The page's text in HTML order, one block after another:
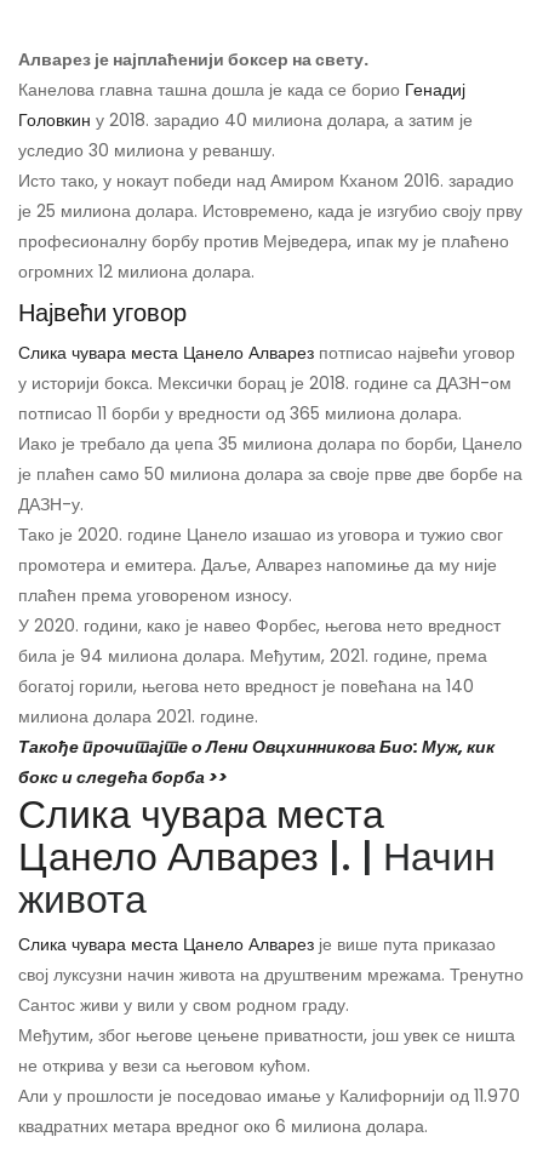
Алварез је најплаћенији боксер на свету.
Канелова главна ташна дошла је када се борио Генадиј
Головкин у 2018. зарадио 40 милиона долара, а затим је
уследио 30 милиона у реваншу.
Исто тако, у нокаут победи над Амиром Кханом 2016. зарадио
је 25 милиона долара. Истовремено, када је изгубио своју прву
професионалну борбу против Мејведера, ипак му је плаћено
огромних 12 милиона долара.
Највећи уговор
Слика чувара места Цанело Алварез потписао највећи уговор
у историји бокса. Мексички борац је 2018. године са ДАЗН-ом
потписао 11 борби у вредности од 365 милиона долара.
Иако је требало да џепа 35 милиона долара по борби, Цанело
је плаћен само 50 милиона долара за своје прве две борбе на
ДАЗН-у.
Тако је 2020. године Цанело изашао из уговора и тужио свог
промотера и емитера. Даље, Алварез напомиње да му није
плаћен према уговореном износу.
У 2020. години, како је навео Форбес, његова нето вредност
била је 94 милиона долара. Међутим, 2021. године, према
богатој горили, његова нето вредност је повећана на 140
милиона долара 2021. године.
Такође прочитајте о Лени Овцхинникова Био: Муж, кик
бокс и следећа борба >>
Слика чувара места
Цанело Алварез |. | Начин
живота
Слика чувара места Цанело Алварез је више пута приказао
свој луксузни начин живота на друштвеним мрежама. Тренутно
Сантос живи у вили у свом родном граду.
Међутим, због његове цењене приватности, још увек се ништа
не открива у вези са његовом кућом.
Али у прошлости је поседовао имање у Калифорнији од 11.970
квадратних метара вредног око 6 милиона долара.